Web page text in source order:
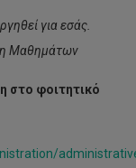
για εσάς.
Μαθημάτων
στο φοιτητικό